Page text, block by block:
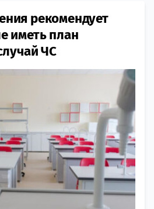
рекомендует
иметь план
ЧС